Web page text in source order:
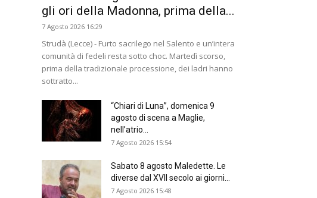
gli ori della Madonna, prima della...
7 Agosto 2026 16:29
Strudà (Lecce) - Furto sacrilego nel Salento e un’intera
comunità di fedeli resta sotto choc. Martedì scorso,
prima della tradizionale processione, dei ladri hanno
sottratto...
“Chiari di Luna”, domenica 9
agosto di scena a Maglie,
nell’atrio...
7 Agosto 2026 15:54
Sabato 8 agosto Maledette. Le
diverse dal XVII secolo ai giorni...
7 Agosto 2026 15:48